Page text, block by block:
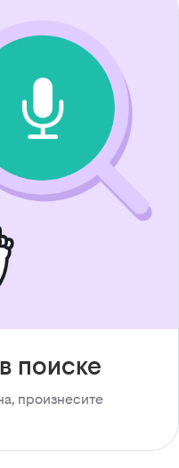
поиске
произнесите